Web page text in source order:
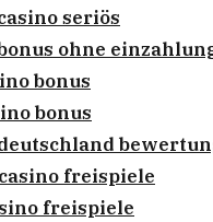
seriös
ohne
bonus
bonus
freispiele
freispiele